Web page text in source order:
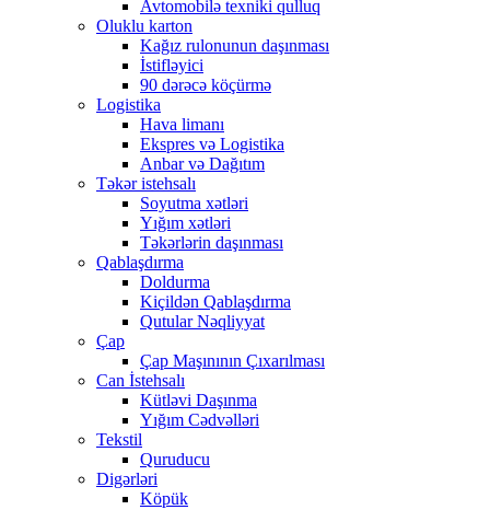
Avtomobilə texniki qulluq
Oluklu karton
Kağız rulonunun daşınması
İstifləyici
90 dərəcə köçürmə
Logistika
Hava limanı
Ekspres və Logistika
Anbar və Dağıtım
Təkər istehsalı
Soyutma xətləri
Yığım xətləri
Təkərlərin daşınması
Qablaşdırma
Doldurma
Kiçildən Qablaşdırma
Qutular Nəqliyyat
Çap
Çap Maşınının Çıxarılması
Can İstehsalı
Kütləvi Daşınma
Yığım Cədvəlləri
Tekstil
Quruducu
Digərləri
Köpük